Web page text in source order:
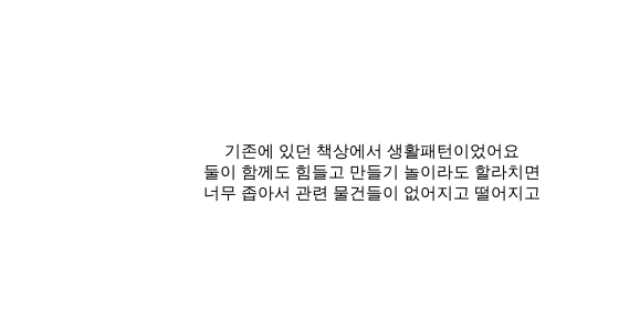
기존에 있던 책상에서 생활패턴이었어요
둘이 함께도 힘들고 만들기 놀이라도 할라치면
너무 좁아서 관련 물건들이 없어지고 떨어지고